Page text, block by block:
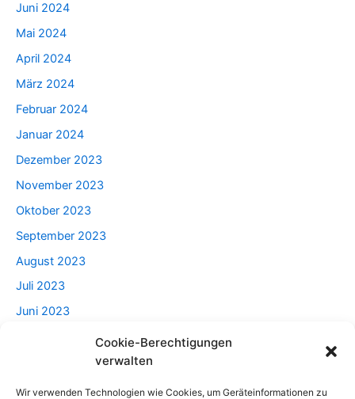
Cookie-Berechtigungen
verwalten
Wir verwenden Technologien wie Cookies, um Geräteinformationen zu
Juni 2024
Mai 2024
April 2024
März 2024
Februar 2024
Januar 2024
Dezember 2023
November 2023
Oktober 2023
September 2023
August 2023
Juli 2023
Juni 2023